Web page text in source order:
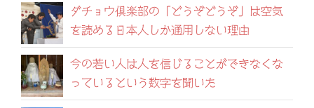
ダチョウ倶楽部の「どうぞどうぞ」は空気
を読める日本人しか通用しない理由
今の若い人は人を信じることができなくな
っているという数字を聞いた